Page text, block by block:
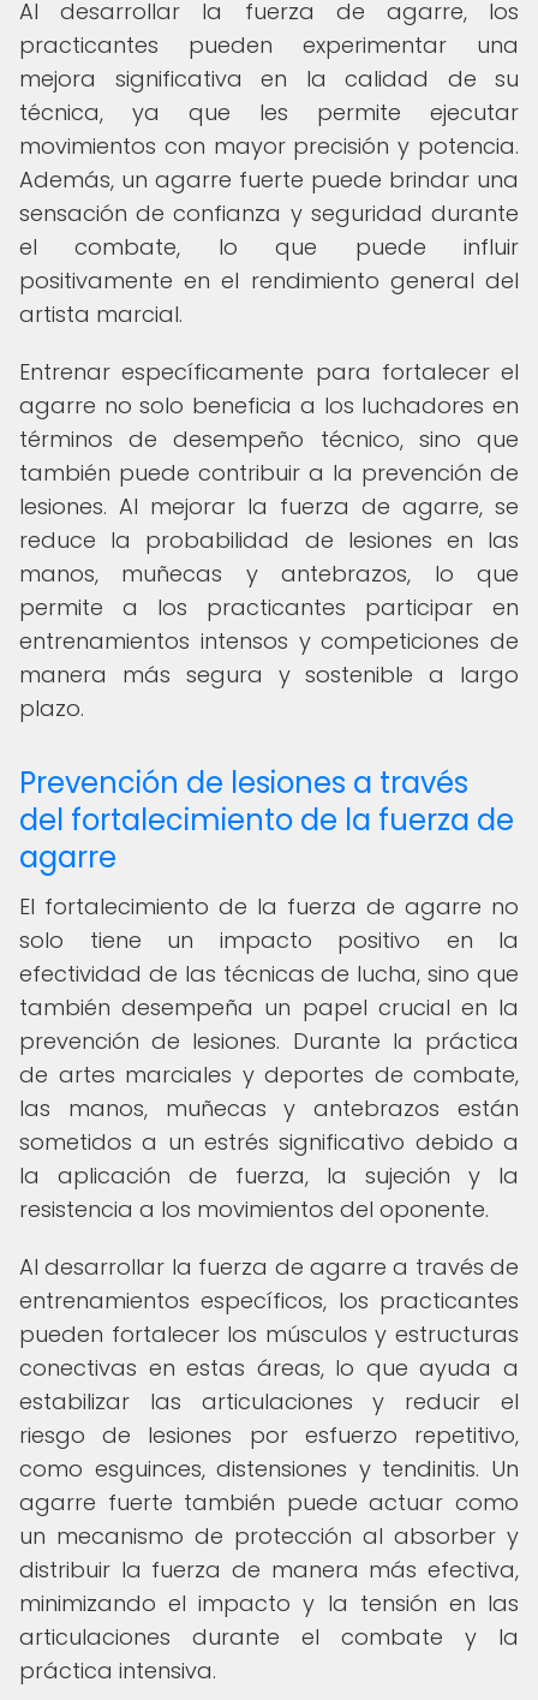
Al desarrollar la fuerza de agarre, los
practicantes pueden experimentar una
mejora significativa en la calidad de su
técnica, ya que les permite ejecutar
movimientos con mayor precisión y potencia.
Además, un agarre fuerte puede brindar una
sensación de confianza y seguridad durante
el combate, lo que puede influir
positivamente en el rendimiento general del
artista marcial.
Entrenar específicamente para fortalecer el
agarre no solo beneficia a los luchadores en
términos de desempeño técnico, sino que
también puede contribuir a la prevención de
lesiones. Al mejorar la fuerza de agarre, se
reduce la probabilidad de lesiones en las
manos, muñecas y antebrazos, lo que
permite a los practicantes participar en
entrenamientos intensos y competiciones de
manera más segura y sostenible a largo
plazo.
Prevención de lesiones a través
del fortalecimiento de la fuerza de
agarre
El fortalecimiento de la fuerza de agarre no
solo tiene un impacto positivo en la
efectividad de las técnicas de lucha, sino que
también desempeña un papel crucial en la
prevención de lesiones. Durante la práctica
de artes marciales y deportes de combate,
las manos, muñecas y antebrazos están
sometidos a un estrés significativo debido a
la aplicación de fuerza, la sujeción y la
resistencia a los movimientos del oponente.
Al desarrollar la fuerza de agarre a través de
entrenamientos específicos, los practicantes
pueden fortalecer los músculos y estructuras
conectivas en estas áreas, lo que ayuda a
estabilizar las articulaciones y reducir el
riesgo de lesiones por esfuerzo repetitivo,
como esguinces, distensiones y tendinitis. Un
agarre fuerte también puede actuar como
un mecanismo de protección al absorber y
distribuir la fuerza de manera más efectiva,
minimizando el impacto y la tensión en las
articulaciones durante el combate y la
práctica intensiva.